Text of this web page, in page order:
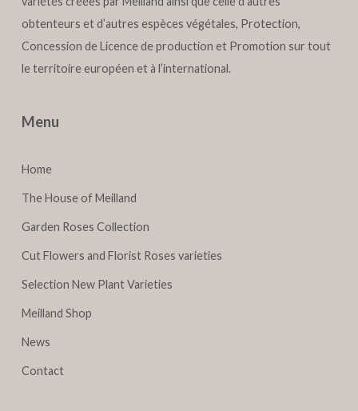
obtenteurs et d’autres espèces végétales, Protection,
Concession de Licence de production et Promotion sur tout
le territoire européen et à l’international.
Menu
Home
The House of Meilland
Garden Roses Collection
Cut Flowers and Florist Roses varieties
Selection New Plant Varieties
Meilland Shop
News
Contact